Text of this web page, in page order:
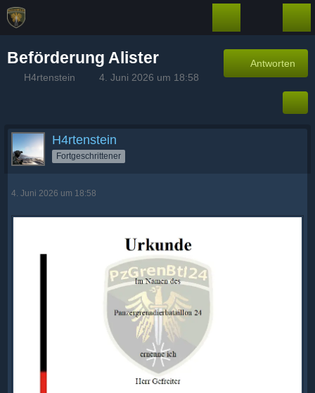
Beförderung Alister
H4rtenstein 4. Juni 2026 um 18:58
Antworten
H4rtenstein
Fortgeschrittener
4. Juni 2026 um 18:58